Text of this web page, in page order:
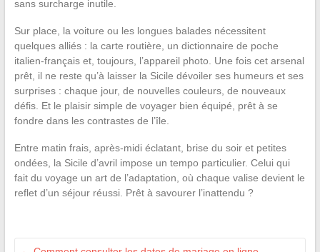
sans surcharge inutile.
Sur place, la voiture ou les longues balades nécessitent
quelques alliés : la carte routière, un dictionnaire de poche
italien-français et, toujours, l’appareil photo. Une fois cet arsenal
prêt, il ne reste qu’à laisser la Sicile dévoiler ses humeurs et ses
surprises : chaque jour, de nouvelles couleurs, de nouveaux
défis. Et le plaisir simple de voyager bien équipé, prêt à se
fondre dans les contrastes de l’île.
Entre matin frais, après-midi éclatant, brise du soir et petites
ondées, la Sicile d’avril impose un tempo particulier. Celui qui
fait du voyage un art de l’adaptation, où chaque valise devient le
reflet d’un séjour réussi. Prêt à savourer l’inattendu ?